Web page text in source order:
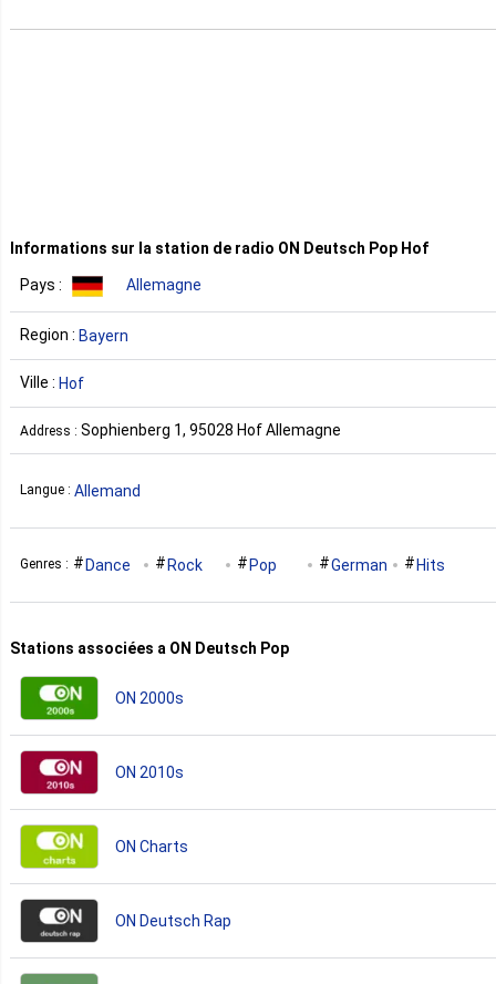
Informations sur la station de radio ON Deutsch Pop Hof
Pays : Allemagne
Region : Bayern
Ville : Hof
Address : Sophienberg 1, 95028 Hof Allemagne
Langue : Allemand
Genres : Dance Rock Pop German Hits
Stations associées a ON Deutsch Pop
ON 2000s
ON 2010s
ON Charts
ON Deutsch Rap